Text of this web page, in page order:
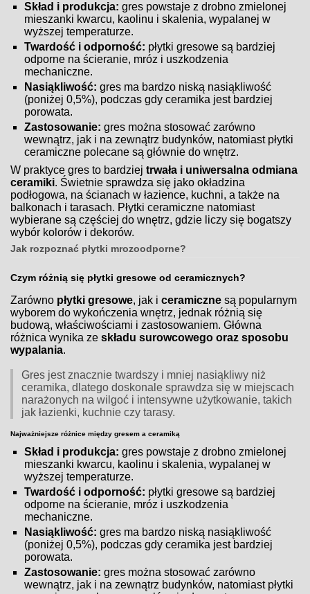
Skład i produkcja: gres powstaje z drobno zmielonej
mieszanki kwarcu, kaolinu i skalenia, wypalanej w
wyższej temperaturze.
Twardość i odporność: płytki gresowe są bardziej
odporne na ścieranie, mróz i uszkodzenia
mechaniczne.
Nasiąkliwość: gres ma bardzo niską nasiąkliwość
(poniżej 0,5%), podczas gdy ceramika jest bardziej
porowata.
Zastosowanie: gres można stosować zarówno
wewnątrz, jak i na zewnątrz budynków, natomiast płytki
ceramiczne polecane są głównie do wnętrz.
W praktyce gres to bardziejtrwała i uniwersalna odmiana
ceramiki. Świetnie sprawdza się jako okładzina
podłogowa, na ścianach w łazience, kuchni, a także na
balkonach i tarasach. Płytki ceramiczne natomiast
wybierane są częściej do wnętrz, gdzie liczy się bogatszy
wybór kolorów i dekorów.
Jak rozpoznać płytki mrozoodporne?
Czym różnią się płytki gresowe od ceramicznych?
Zarówno płytki gresowe, jak iceramiczne są popularnym
wyborem do wykończenia wnętrz, jednak różnią się
budową, właściwościami i zastosowaniem. Główna
różnica wynika zeskładu surowcowego oraz sposobu
wypalania.
Gres jest znacznie twardszy i mniej nasiąkliwy niż
ceramika, dlatego doskonale sprawdza się w miejscach
narażonych na wilgoć i intensywne użytkowanie, takich
jak łazienki, kuchnie czy tarasy.
Najważniejsze różnice między gresem a ceramiką
Skład i produkcja: gres powstaje z drobno zmielonej
mieszanki kwarcu, kaolinu i skalenia, wypalanej w
wyższej temperaturze.
Twardość i odporność: płytki gresowe są bardziej
odporne na ścieranie, mróz i uszkodzenia
mechaniczne.
Nasiąkliwość: gres ma bardzo niską nasiąkliwość
(poniżej 0,5%), podczas gdy ceramika jest bardziej
porowata.
Zastosowanie: gres można stosować zarówno
wewnątrz, jak i na zewnątrz budynków, natomiast płytki